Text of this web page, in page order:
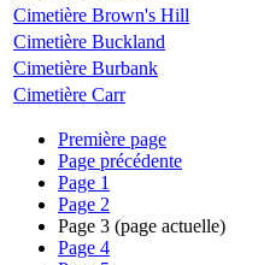
Cimetière Brown's Hill
Cimetière Buckland
Cimetière Burbank
Cimetière Carr
Première page
Page précédente
Page 1
Page 2
Page 3 (page actuelle)
Page 4